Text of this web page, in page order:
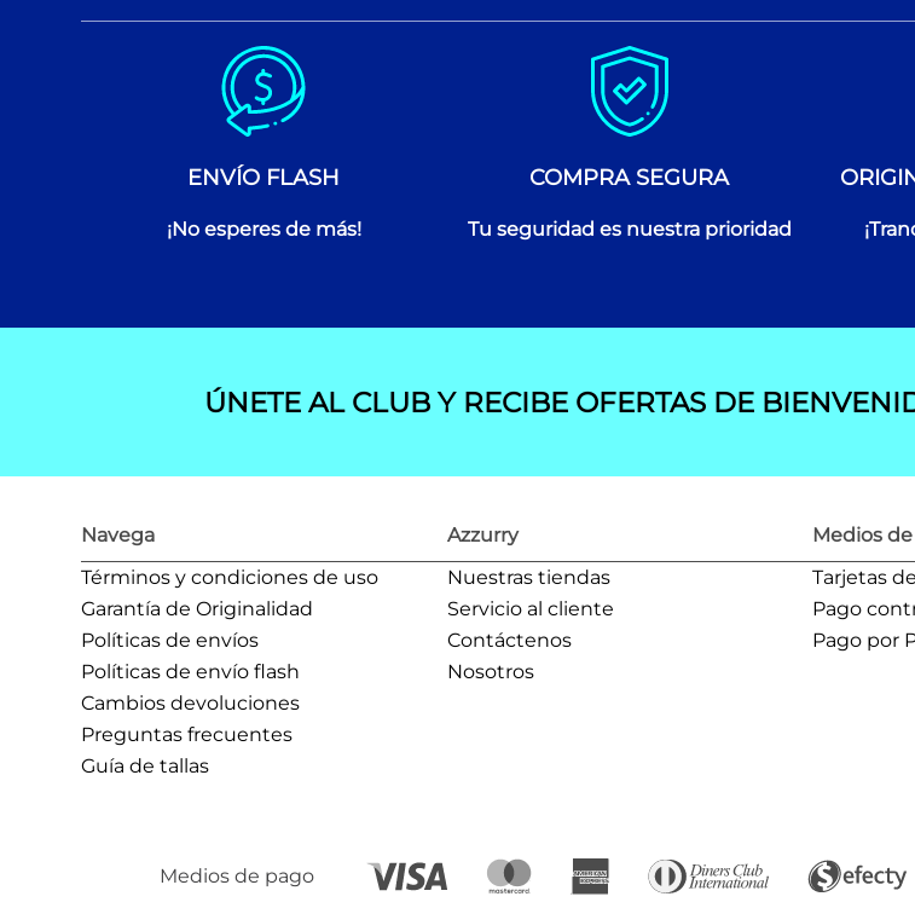
ENVÍO FLASH
¡No esperes de más!
COMPRA SEGURA
Tu seguridad es nuestra prioridad
ÚNETE AL CLUB Y RECIBE OFERTAS DE
Navega
Términos y condiciones de uso
Garantía de Originalidad
Políticas de envíos
Políticas de envío flash
Cambios devoluciones
Preguntas frecuentes
Guía de tallas
Azzurry
Nuestras tiendas
Servicio al cliente
Contáctenos
Nosotros
Medios
Tarjetas
Pago
Pago por
Medios de pago